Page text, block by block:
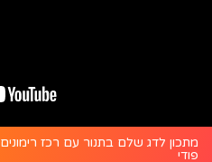
מתכון לדג שלם בתנור עם רכז
פודי